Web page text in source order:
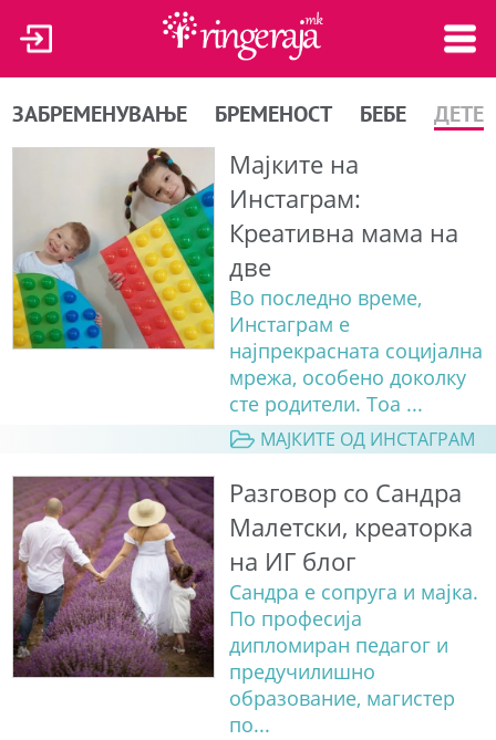
ЗАБРЕМЕНУВАЊЕ БРЕМЕНОСТ БЕБЕ ДЕТЕ
Мајките на
Инстаграм:
Креативна мама на
две
Во последно време,
Инстаграм е
најпрекрасната социјална
мрежа, особено доколку
сте родители. Тоа ...
МАЈКИТЕ ОД ИНСТАГРАМ
Разговор со Сандра
Малетски, креаторка
на ИГ блог
Сандра е сопруга и мајка.
По професија
дипломиран педагог и
предучилишно
образование, магистер
по...